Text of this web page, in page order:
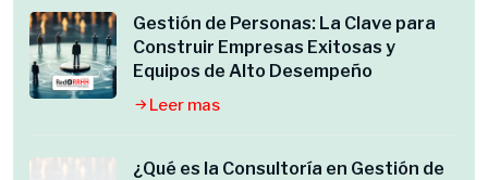
Gestión de Personas: La Clave para
Construir Empresas Exitosas y
Equipos de Alto Desempeño
Leer mas
¿Qué es la Consultoría en Gestión de